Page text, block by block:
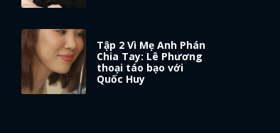
Tập 2 Vì Mẹ Anh Phán
Chia Tay: Lê Phương
thoại táo bạo với
Quốc Huy